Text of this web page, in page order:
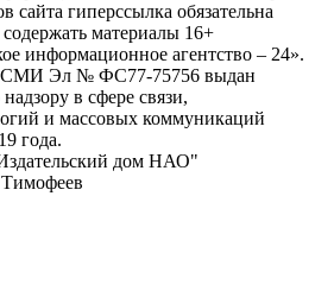
сайта гиперссылка обязательна
материалы 16+
информационное агентство – 24».
СМИ Эл № ФС77-75756 выдан
в сфере связи,
и массовых коммуникаций
года.
дом НАО"